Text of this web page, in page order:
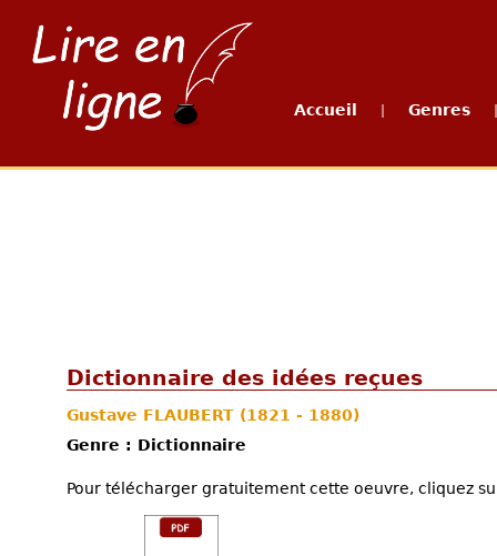
Accueil Genres
Dictionnaire des idées reçues
Gustave FLAUBERT (1821 - 1880)
Genre : Dictionnaire
Pour télécharger gratuitement cette oeuvre, cliquez